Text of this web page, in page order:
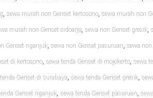
, sewa murah non Genset kertosono, sewa murah non
murah non Genset sidoarjo, sewa non Genset gresik,
Genset nganjuk, sewa non Genset pasuruan, sewa
di kertosono, sewa tenda Genset di mojokerto, sewa
Genset di surabaya, sewa tenda Genset gresik,
Genset nganjuk, sewa tenda Genset pasuruan,